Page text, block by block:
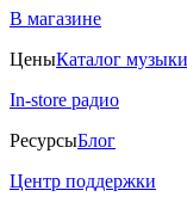
В магазине
ЦеныКаталог музыки
In-store радио
РесурсыБлог
Центр поддержки